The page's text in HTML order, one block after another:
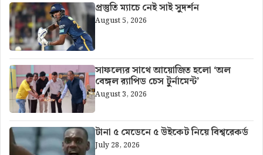
প্রস্তুতি ম্যাচে নেই সাই সুদর্শন
August 5, 2026
সাফল্যের সাথে আয়োজিত হলো ‘অল
বেঙ্গল র‍্যাপিড চেস টুর্নামেন্ট’
August 3, 2026
টানা ৫ মেডেনে ৫ উইকেট নিয়ে বিশ্বরেকর্ড
July 28, 2026